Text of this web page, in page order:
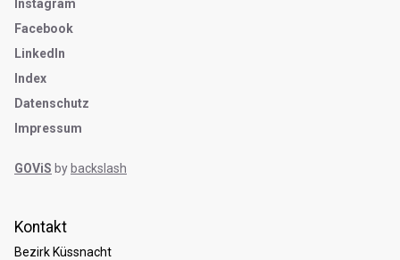
Kontakt
Bezirk Küssnacht
Instagram
Facebook
LinkedIn
Index
Datenschutz
Impressum
GOViS by backslash